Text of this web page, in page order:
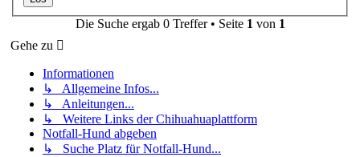
Die Suche ergab 0 Treffer • Seite 1 von 1
Gehe zu
Informationen
↳ Allgemeine Infos...
↳ Anleitungen...
↳ Weitere Links der Chihuahuaplattform
Notfall-Hund abgeben
↳ Suche Platz für Notfall-Hund...